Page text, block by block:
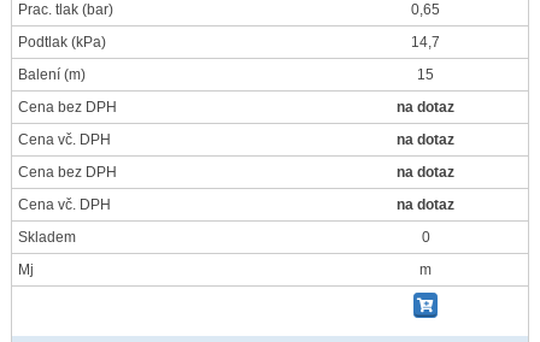
Prac. tlak (bar)
0,65
Podtlak (kPa)
14,7
Balení (m)
15
Cena bez DPH
na dotaz
Cena vč. DPH
na dotaz
Cena bez DPH
na dotaz
Cena vč. DPH
na dotaz
Skladem
0
Mj
m